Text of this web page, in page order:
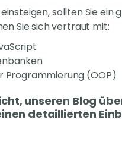
einsteigen, sollten Sie
Sie sich vertraut mit:
(OOP)
unseren Blog
detaillierten